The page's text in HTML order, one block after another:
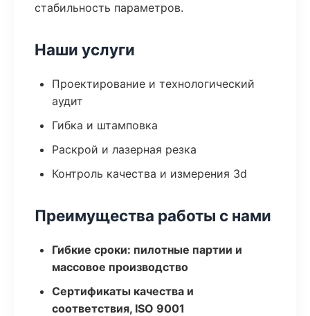
стабильность параметров.
Наши услуги
Проектирование и технологический
аудит
Гибка и штамповка
Раскрой и лазерная резка
Контроль качества и измерения 3d
Преимущества работы с нами
Гибкие сроки: пилотные партии и
массовое производство
Сертификаты качества и
соответствия, ISO 9001